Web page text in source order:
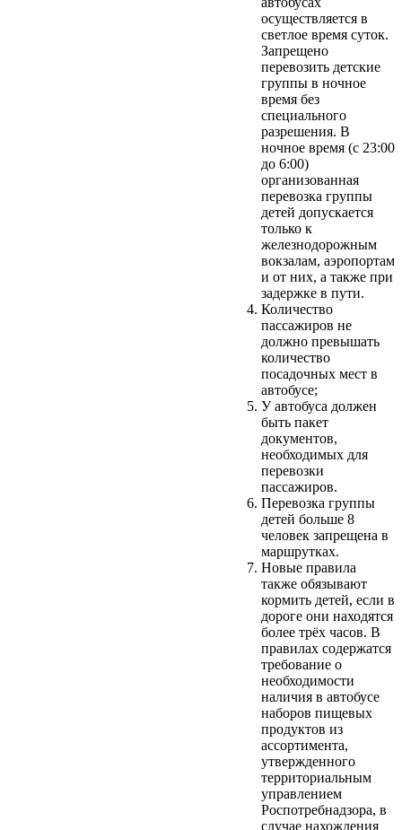
осуществляется в
светлое время суток.
Запрещено
перевозить детские
группы в ночное
время без
специального
разрешения. В
ночное время (с 23:00
до 6:00)
организованная
перевозка группы
детей допускается
только к
железнодорожным
вокзалам, аэропортам
и от них, а также при
задержке в пути.
Количество
пассажиров не
должно превышать
количество
посадочных мест в
автобусе;
У автобуса должен
быть пакет
документов,
необходимых для
перевозки
пассажиров.
Перевозка группы
детей больше 8
человек запрещена в
маршрутках.
Новые правила
также обязывают
кормить детей, если в
дороге они находятся
более трёх часов. В
правилах содержатся
требование о
необходимости
наличия в автобусе
наборов пищевых
продуктов из
ассортимента,
утвержденного
территориальным
управлением
Роспотребнадзора, в
случае нахождения